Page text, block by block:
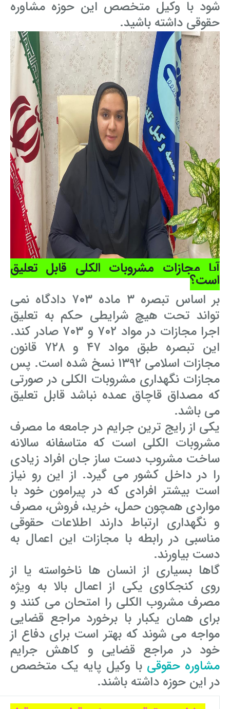
شود با وکیل متخصص این حوزه مشاوره
حقوقی داشته باشید.
آیا مجازات مشروبات الکلی قابل تعلیق
است؟
بر اساس تبصره ۳ ماده ۷۰۳ دادگاه نمی
تواند تحت هیچ شرایطی حکم به تعلیق
اجرا مجازات در مواد ۷۰۲ و ۷۰۳ صادر کند.
این تبصره طبق مواد ۴۷ و ۷۲۸ قانون
مجازات اسلامی ۱۳۹۲ نسخ شده است. پس
مجازات نگهداری مشروبات الکلی در صورتی
که مصداق قاچاق عمده نباشد قابل تعلیق
می باشد.
یکی از رایج ترین جرایم در جامعه ما مصرف
مشروبات الکلی است که متاسفانه سالانه
ساخت مشروب دست ساز جان افراد زیادی
را در داخل کشور می گیرد. از این رو نیاز
است بیشتر افرادی که در پیرامون خود با
مواردی همچون حمل، خرید، فروش، مصرف
و نگهداری ارتباط دارند اطلاعات حقوقی
مناسبی در رابطه با مجازات این اعمال به
دست بیاورند.
گاها بسیاری از انسان ها ناخواسته یا از
روی کنجکاوی یکی از اعمال بالا به ویژه
مصرف مشروب الکلی را امتحان می کنند و
برای همان یکبار با برخورد مراجع قضایی
مواجه می شوند که بهتر است برای دفاع از
خود در مراجع قضایی و کاهش جرایم
مشاوره حقوقی با وکیل پایه یک متخصص
در این حوزه داشته باشند.